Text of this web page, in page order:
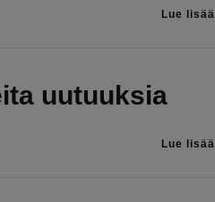
Lue lisää
uutuuksia
Lue lisää